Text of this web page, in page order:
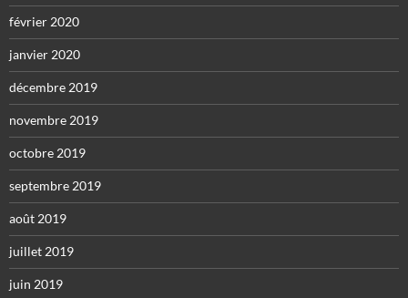
février 2020
janvier 2020
décembre 2019
novembre 2019
octobre 2019
septembre 2019
août 2019
juillet 2019
juin 2019